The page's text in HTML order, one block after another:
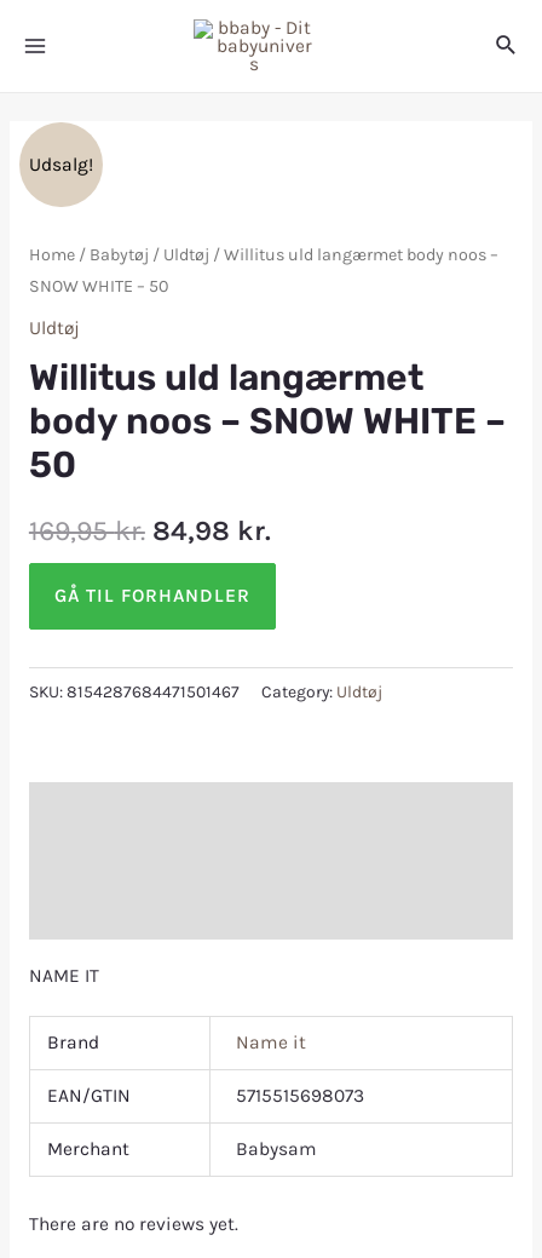
Udsalg!
Home/ Babytøj / Uldtøj / Willitus uld langærmet body noos –
SNOW WHITE – 50
Uldtøj
Willitus uld langærmet
body noos – SNOW WHITE –
50
169,95kr. 84,98 kr.
GÅ TIL FORHANDLER
SKU:8154287684471501467 Category: Uldtøj
NAME IT
Brand Name it
EAN/GTIN 5715515698073
Merchant Babysam
There are no reviews yet.